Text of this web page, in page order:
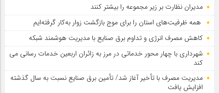
مدیران نظارت بر زیر مجموعه را بیشتر کنند
همه ظرفیت‌های استان را برای موج بازگشت زوار به‌کار گرفته‌ایم
کاهش مصرف انرژی و تداوم برق صنایع با مدیریت هوشمند شبکه
شهرداری با چهار محور خدماتی در مرز به زائران اربعین خدمات رسانی می
کند
مدیریت مصرف با تأخیر آغاز شد/ تأمین برق صنایع نسبت به سال گذشته
افزایش یافت